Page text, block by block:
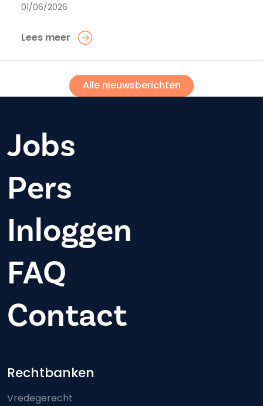
01/06/2026
Lees meer
Alle nieuwsberichten
Jobs
Pers
Inloggen
FAQ
Contact
Footer-menu
Rechtbanken
Vredegerecht